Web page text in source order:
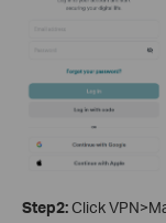
Step2:Click